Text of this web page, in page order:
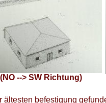
--> SW Richtung)
ältesten befestigung